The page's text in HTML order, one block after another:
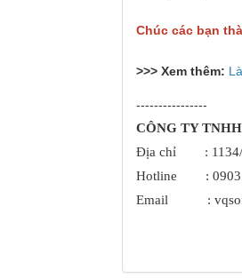
Chúc các bạn
>>> Xem thêm:
----------------
CÔNG TY
Địa chỉ : 1134/
Hotline : 0903
Email :